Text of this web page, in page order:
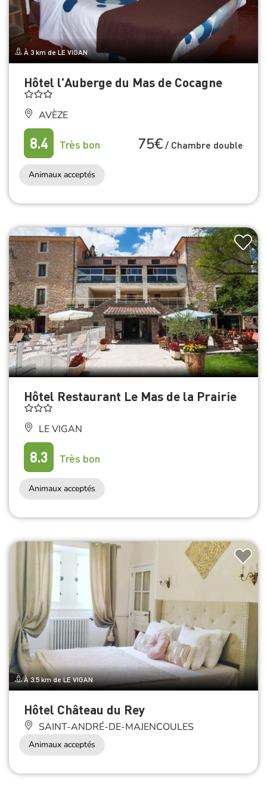
À 3 km de LE VIGAN
Hôtel l'Auberge du Mas de Cocagne
AVÈZE
8.4 Très bon 75€/ Chambre double
Animaux acceptés
Hôtel Restaurant Le Mas de la Prairie
LE VIGAN
8.3 Très bon
Animaux acceptés
À 3.5 km de LE VIGAN
Hôtel Château du Rey
SAINT-ANDRÉ-DE-MAJENCOULES
Animaux acceptés